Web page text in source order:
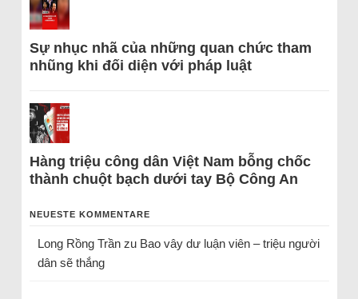
Sự nhục nhã của những quan chức tham
nhũng khi đối diện với pháp luật
Hàng triệu công dân Việt Nam bỗng chốc
thành chuột bạch dưới tay Bộ Công An
NEUESTE KOMMENTARE
Long Rồng Trầnzu Bao vây dư luận viên – triệu người
dân sẽ thắng